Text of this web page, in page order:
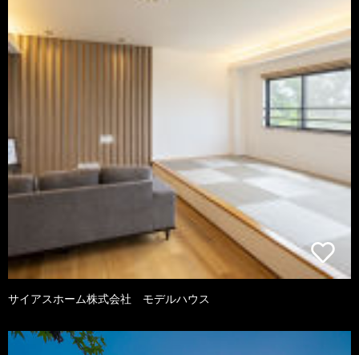
サイアスホーム株式会社 モデルハウス